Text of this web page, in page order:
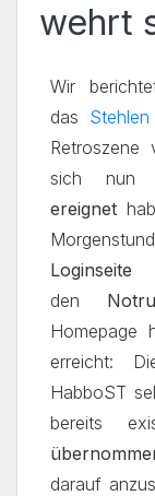
wehrt
Wir
das
sich
ereignet
Loginseite
den
Homepage
erreicht:
HabboST
bereits
darauf